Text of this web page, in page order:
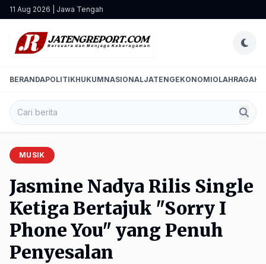
11 Aug 2026 | Jawa Tengah
BERANDAPOLITIKHUKUMNASIONALJATENGEKONOMIOLAHRAGA
MUSIK
Jasmine Nadya Rilis Single
Ketiga Bertajuk "Sorry I
Phone You" yang Penuh
Penyesalan